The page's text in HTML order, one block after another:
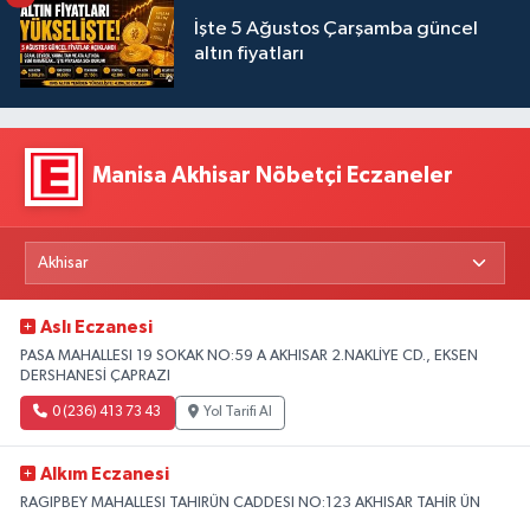
İşte 5 Ağustos Çarşamba güncel
altın fiyatları
Manisa Akhisar Nöbetçi Eczaneler
Aslı Eczanesi
PASA MAHALLESI 19 SOKAK NO:59 A AKHISAR 2.NAKLİYE CD., EKSEN
DERSHANESİ ÇAPRAZI
0 (236) 413 73 43 Yol Tarifi Al
Alkım Eczanesi
RAGIPBEY MAHALLESI TAHIRÜN CADDESI NO:123 AKHISAR TAHİR ÜN